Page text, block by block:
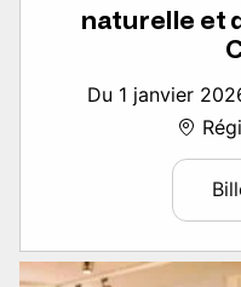
naturelle et
Du 1 janvier